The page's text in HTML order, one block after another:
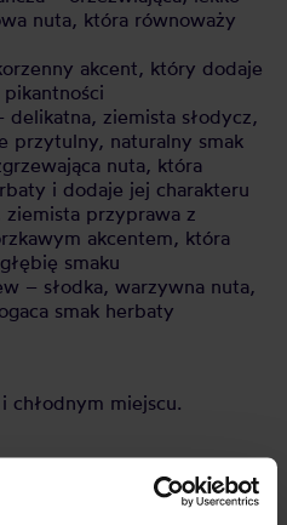
nuta, która równoważy
akcent, który dodaje
ziemista słodycz,
przytulny, naturalny smak
nuta, która
i dodaje jej charakteru
przyprawa z
akcentem, która
smaku
– słodka, warzywna nuta,
smak herbaty
chłodnym miejscu.